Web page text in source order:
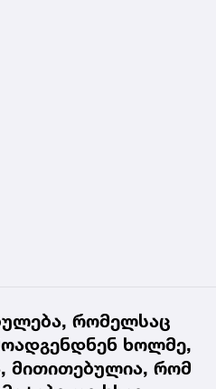
რომელსაც
ხოლმე,
მითითებულია, რომ